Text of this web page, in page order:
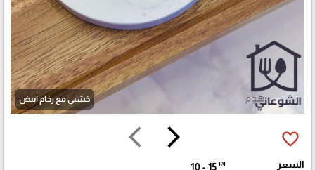
خشبي مع رخام ابيض
arrow_forward_ios
arrow_back_ios favorite_border
السعر 10 - 15 ₪